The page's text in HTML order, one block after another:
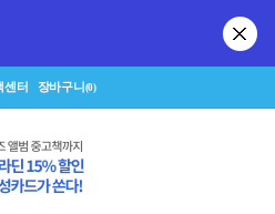
센터 장바구니(0)